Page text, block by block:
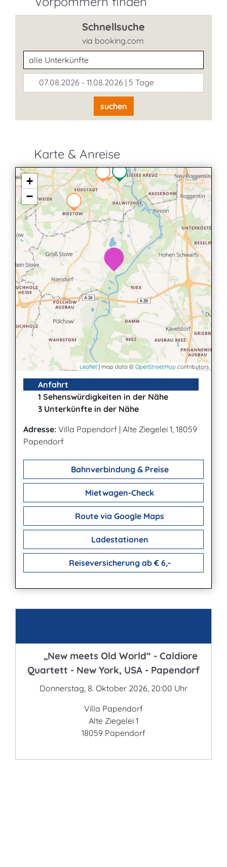
Schnellsuche
via booking.com
Unterkunftsart
07.08.2026 - 11.08.2026 | 5 Tage
suchen
Karte & Anreise
+
−
Leaflet | map data © OpenStreetMap contributors
Anfahrt
1 Sehenswürdigkeiten in der Nähe
3 Unterkünfte in der Nähe
Adresse: Villa Papendorf | Alte Ziegelei 1, 18059
Papendorf
Bahnverbindung & Preise
Mietwagen-Check
Route via Google Maps
Ladestationen
Reiseversicherung ab € 6,-
„New meets Old World“ - Caldiore
Quartett - New York, USA - Papendorf
Donnerstag, 8. Oktober 2026, 20:00 Uhr
Villa Papendorf
Alte Ziegelei 1
18059 Papendorf